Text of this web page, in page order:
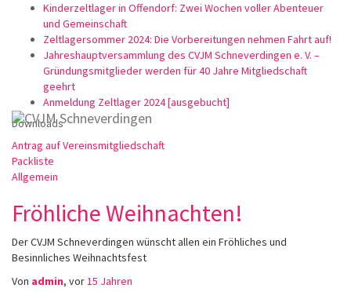
Kinderzeltlager in Offendorf: Zwei Wochen voller Abenteuer
und Gemeinschaft
Zeltlagersommer 2024: Die Vorbereitungen nehmen Fahrt auf!
Jahreshauptversammlung des CVJM Schneverdingen e. V. –
Gründungsmitglieder werden für 40 Jahre Mitgliedschaft
geehrt
Anmeldung Zeltlager 2024 [ausgebucht]
Downloads
Antrag auf Vereinsmitgliedschaft
Packliste
Allgemein
Fröhliche Weihnachten!
Der CVJM Schneverdingen wünscht allen ein Fröhliches und
Besinnliches Weihnachtsfest
Von admin, vor15 Jahren